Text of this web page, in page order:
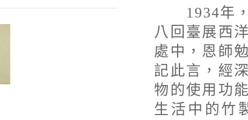
1934年，
八回臺展西
處中，恩師
記此言，經
物的使用功
生活中的竹